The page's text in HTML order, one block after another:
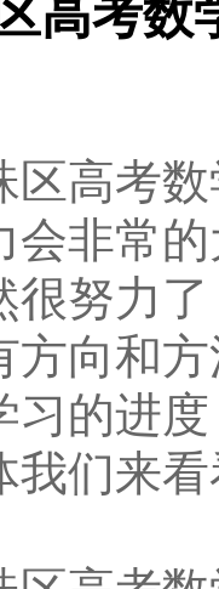
高考数
考数
会非常
很努力
方向和
习的进
我们来